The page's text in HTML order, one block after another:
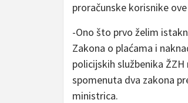
proračunske korisnike
-Ono što prvo želim
Zakona o plaćama i
policijskih službenika
spomenuta dva zakona
ministrica.